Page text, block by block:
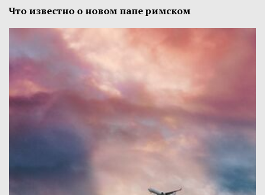
Что известно о новом папе римском